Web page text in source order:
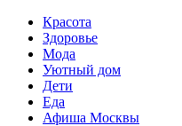
Красота
Здоровье
Мода
Уютный дом
Дети
Еда
Афиша Москвы